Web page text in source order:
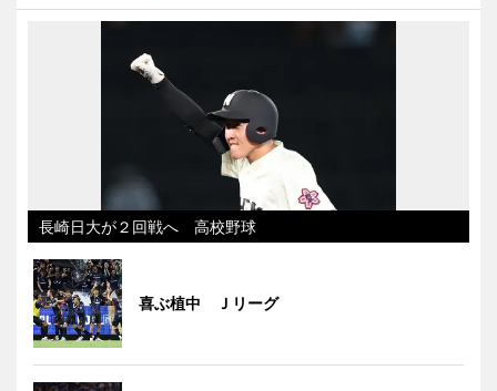
長崎日大が２回戦へ 高校野球
喜ぶ植中 Ｊリーグ